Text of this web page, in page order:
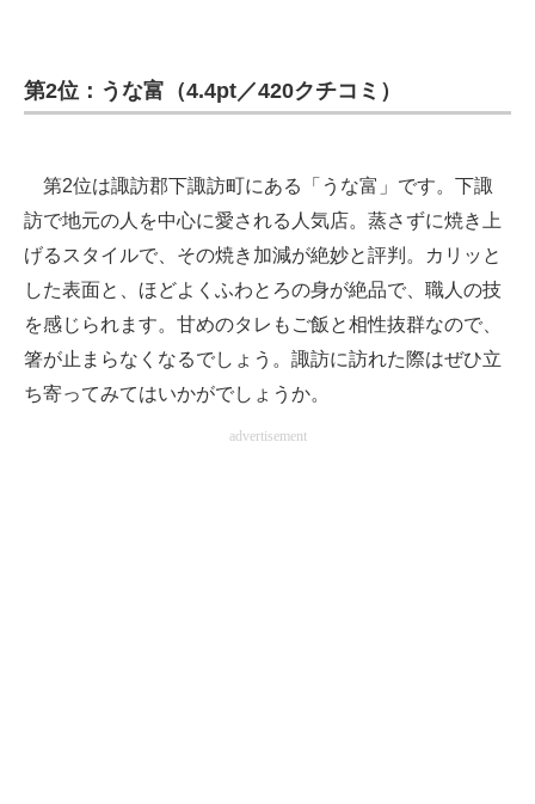
電子設計の基本と応用
建設×テクノロジーの最前線
ちょっと気になるネットの話題
第2位：うな富（4.4pt／420クチコミ）
第2位は諏訪郡下諏訪町にある「うな富」です。下諏
訪で地元の人を中心に愛される人気店。蒸さずに焼き上
げるスタイルで、その焼き加減が絶妙と評判。カリッと
した表面と、ほどよくふわとろの身が絶品で、職人の技
を感じられます。甘めのタレもご飯と相性抜群なので、
箸が止まらなくなるでしょう。諏訪に訪れた際はぜひ立
ち寄ってみてはいかがでしょうか。
advertisement